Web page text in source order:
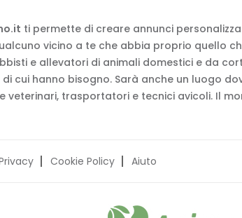
ti permette di creare annunci
vicino a te che abbia proprio quello
e allevatori di animali domestici e da
cui hanno bisogno. Sarà anche un luogo
veterinari, trasportatori e tecnici avicoli. Il
Cookie Policy Aiuto